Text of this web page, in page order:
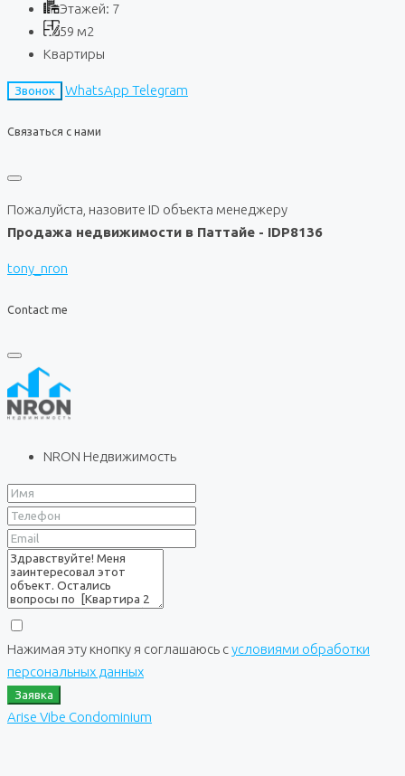
Этажей: 7
59 м2
Квартиры
Звонок WhatsApp Telegram
Связаться с нами
Пожалуйста, назовите ID объекта менеджеру
Продажа недвижимости в Паттайе - IDP8136
tony_nron
Contact me
NRON Недвижимость
Нажимая эту кнопку я соглашаюсь сусловиями обработки
персональных данных
Заявка
Arise Vibe Condominium